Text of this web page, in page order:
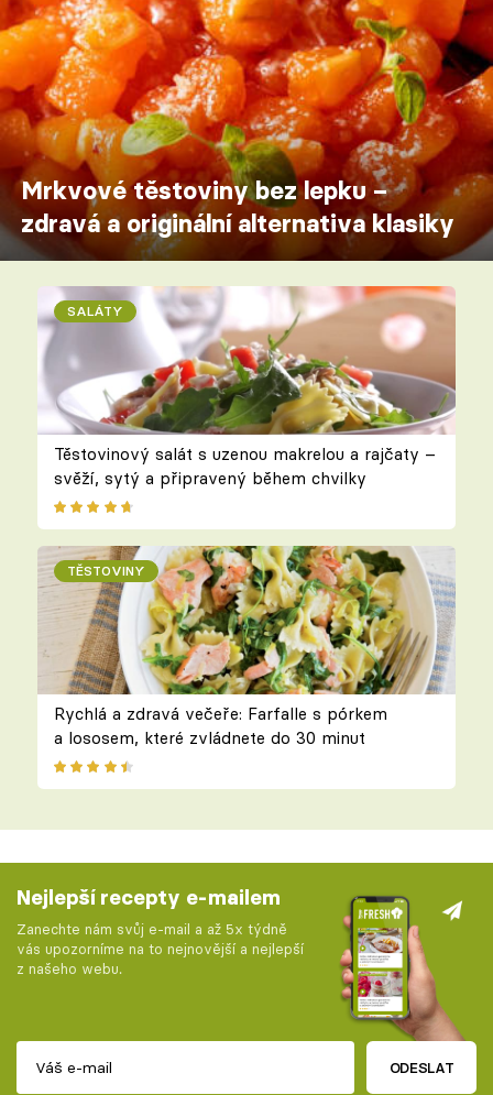
Mrkvové těstoviny bez lepku –
zdravá a originální alternativa klasiky
SALÁTY
Těstovinový salát s uzenou makrelou a rajčaty –
svěží, sytý a připravený během chvilky
TĚSTOVINY
Rychlá a zdravá večeře: Farfalle s pórkem
a lososem, které zvládnete do 30 minut
Nejlepší recepty e-mailem
Zanechte nám svůj e-mail a až 5x týdně
vás upozorníme na to nejnovější a nejlepší
z našeho webu.
ODESLAT